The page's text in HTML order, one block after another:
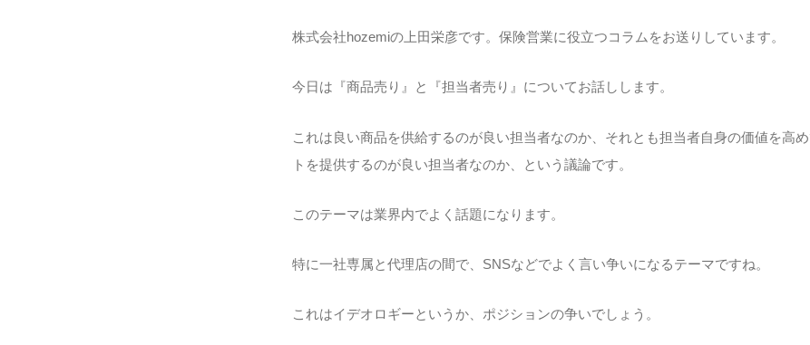
株式会社hozemiの上田栄彦です。保険営業に役立つコラムをお送りしています。
今日は『商品売り』と『担当者売り』についてお話しします。
これは良い商品を供給するのが良い担当者なのか、それとも担当者自身の価値を高
トを提供するのが良い担当者なのか、という議論です。
このテーマは業界内でよく話題になります。
特に一社専属と代理店の間で、SNSなどでよく言い争いになるテーマですね。
これはイデオロギーというか、ポジションの争いでしょう。